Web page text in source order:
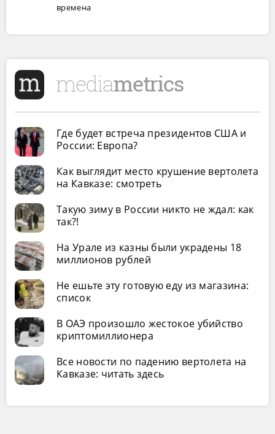
времена
Где будет встреча президентов США и
России: Европа?
Как выглядит место крушение вертолета
на Кавказе: смотреть
Такую зиму в России никто не ждал: как
так?!
На Урале из казны были украдены 18
миллионов рублей
Не ешьте эту готовую еду из магазина:
список
В ОАЭ произошло жестокое убийство
криптомиллионера
Все новости по падению вертолета на
Кавказе: читать здесь